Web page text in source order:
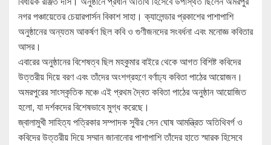
নগর পঞ্চায়েতের চেয়ারপার্সন বিকাশ সাহা। ক্যালেন্ডার প্রকাশের পাশাপাশি
অনুষ্ঠানের অন্যতম আকর্ষণ ছিল কবি ও গুণীজনদের সংবর্ধনা এবং মনোজ্ঞ কবিতার
আসর।
এবারের অনুষ্ঠানের বিশেষত্ব ছিল মহকুমার বাইরে থেকে আগত বিশিষ্ট কবিদের
উত্তরীয় দিয়ে বরণ এবং তাঁদের অংশগ্রহণে বর্ণাঢ্য কবিতা পাঠের আয়োজন।
অমরপুরের সাংস্কৃতিক মঞ্চে এই প্রথম দ্বৈত কবিতা পাঠের অনুষ্ঠান আয়োজিত
হলো, যা দর্শকদের বিশেষভাবে মুগ্ধ করেছে।
জ্বালামুখী সাহিত্য পত্রিকার সম্পাদক সুবীর সেন ঘোষ আমন্ত্রিত অতিথিবর্গ ও
কবিদের উত্তরীয় দিয়ে সম্মান জানানোর পাশাপাশি তাঁদের হাতে স্মারক হিসেবে